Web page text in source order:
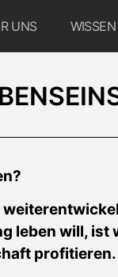
UNS WISSEN
leben will, ist
profitieren.